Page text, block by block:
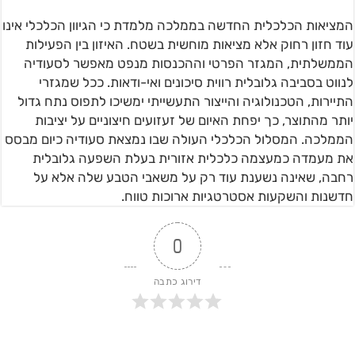
המציאות הכלכלית החדשה בממלכה מלמדת כי הגיוון הכלכלי אינו
עוד חזון רחוק אלא מציאות מוחשית בשטח. האיזון בין הפעילות
הממשלתית, המגזר הפרטי וההכנסות מנפט מאפשר לסעודיה
לנווט בסביבה גלובלית רווית סיכונים ואי-ודאות. ככל שמגזרי
התיירות, הטכנולוגיה והייצור התעשייתי ימשיכו לתפוס נתח גדול
יותר מהתוצר, כך יפחת האיום של זעזועים חיצוניים על יציבות
הממלכה. המסלול הכלכלי העולה שבו נמצאת סעודיה כיום מבסס
את מעמדה כמעצמה כלכלית אזורית בעלת השפעה גלובלית
רחבה, שאינה נשענת עוד רק על משאבי הטבע שלה אלא על
חדשנות והשקעות אסטרטגיות ארוכות טווח.
0
דירוג כתבה